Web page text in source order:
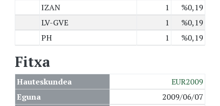
IZAN
1
%0,19
LV-GVE
1
%0,19
PH
1 %0,19
Fitxa
Hauteskundea
EUR2009
Eguna
2009/06/07